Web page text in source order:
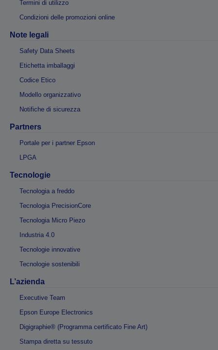
Termini di utilizzo
Condizioni delle promozioni online
Note legali
Safety Data Sheets
Etichetta imballaggi
Codice Etico
Modello organizzativo
Notifiche di sicurezza
Partners
Portale per i partner Epson
LPGA
Tecnologie
Tecnologia a freddo
Tecnologia PrecisionCore
Tecnologia Micro Piezo
Industria 4.0
Tecnologie innovative
Tecnologie sostenibili
L’azienda
Executive Team
Epson Europe Electronics
Digigraphie® (Programma certificato Fine Art)
Stampa diretta su tessuto